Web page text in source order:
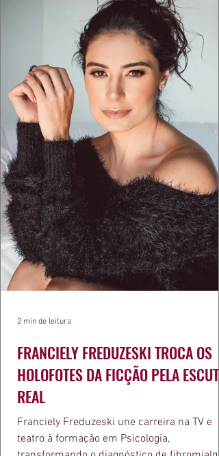
estruturas geométricas, volumes
aquele concreto aparente típico da
arquitetura paulistana em peças de vestir,
FRANCIELY FREDUZESKI TROCA OS
HOLOFOTES DA FICÇÃO PELA ESCUTA
REAL
Franciely Freduzeski une carreira na TV e
teatro à formação em Psicologia,
2 min de leitura